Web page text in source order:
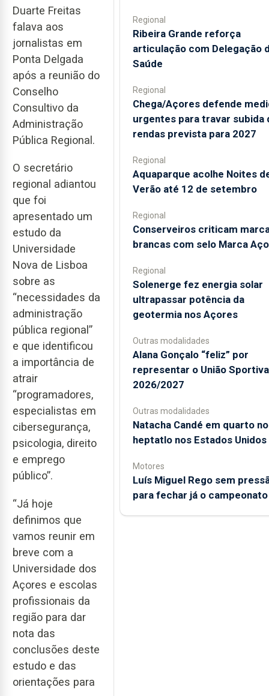
Duarte Freitas
falava aos
jornalistas em
Ponta Delgada
após a reunião do
Conselho
Consultivo da
Administração
Pública Regional.
O secretário
regional adiantou
que foi
apresentado um
estudo da
Universidade
Nova de Lisboa
sobre as
“necessidades da
administração
pública regional”
e que identificou
a importância de
atrair
“programadores,
especialistas em
cibersegurança,
psicologia, direito
e emprego
público”.
“Já hoje
definimos que
vamos reunir em
breve com a
Universidade dos
Açores e escolas
profissionais da
região para dar
nota das
conclusões deste
estudo e das
orientações para
Regional
Ribeira Grande reforça
articulação com Delegação
Saúde
Regional
Chega/Açores defende
urgentes para travar subida
rendas prevista para 2027
Regional
Aquaparque acolhe Noites
Verão até 12 de setembro
Regional
Conserveiros criticam
brancas com selo Marca
Regional
Solenerge fez energia solar
ultrapassar potência da
geotermia nos Açores
Outras modalidades
Alana Gonçalo “feliz” por
representar o União
2026/2027
Outras modalidades
Natacha Candé em quarto no
heptatlo nos Estados Unidos
Motores
Luís Miguel Rego sem
para fechar já o campeonato